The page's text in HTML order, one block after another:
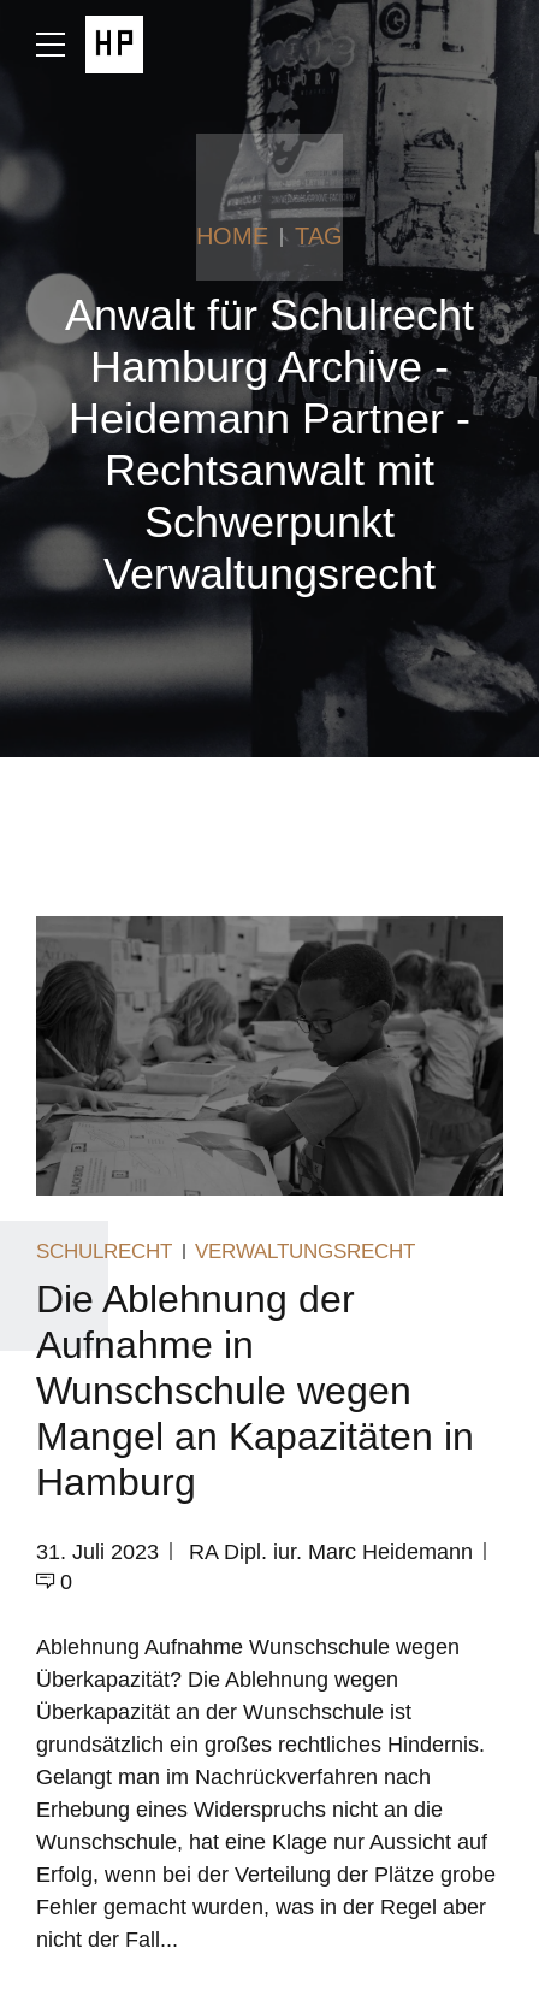
HOME TAG
Anwalt für Schulrecht
Hamburg Archive -
Heidemann Partner -
Rechtsanwalt mit
Schwerpunkt
Verwaltungsrecht
SCHULRECHT VERWALTUNGSRECHT
Die Ablehnung der
Aufnahme in
Wunschschule wegen
Mangel an Kapazitäten in
Hamburg
31. Juli 2023
RA Dipl. iur. Marc Heidemann
0
Ablehnung Aufnahme Wunschschule wegen
Überkapazität? Die Ablehnung wegen
Überkapazität an der Wunschschule ist
grundsätzlich ein großes rechtliches Hindernis.
Gelangt man im Nachrückverfahren nach
Erhebung eines Widerspruchs nicht an die
Wunschschule, hat eine Klage nur Aussicht auf
Erfolg, wenn bei der Verteilung der Plätze grobe
Fehler gemacht wurden, was in der Regel aber
nicht der Fall...